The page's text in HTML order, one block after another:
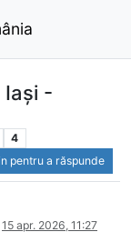
Iași -
4
pentru a răspunde
15 apr. 2026, 11:27